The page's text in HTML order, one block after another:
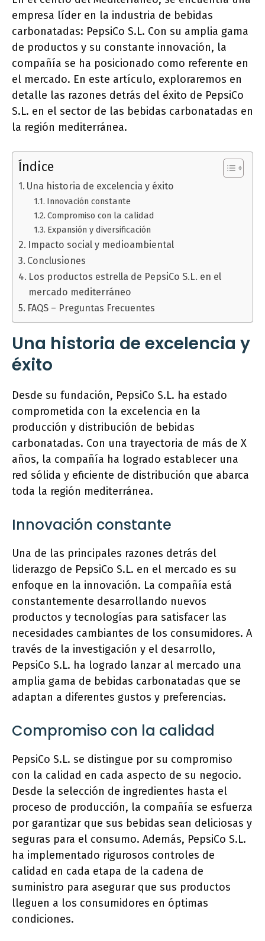
empresa líder en la industria de bebidas
carbonatadas: PepsiCo S.L. Con su amplia gama
de productos y su constante innovación, la
compañía se ha posicionado como referente en
el mercado. En este artículo, exploraremos en
detalle las razones detrás del éxito de PepsiCo
S.L. en el sector de las bebidas carbonatadas en
la región mediterránea.
Índice
Una historia de excelencia y éxito
Innovación constante
Compromiso con la calidad
Expansión y diversificación
Impacto social y medioambiental
Conclusiones
Los productos estrella de PepsiCo S.L. en el
mercado mediterráneo
FAQS – Preguntas Frecuentes
Una historia de excelencia y
éxito
Desde su fundación, PepsiCo S.L. ha estado
comprometida con la excelencia en la
producción y distribución de bebidas
carbonatadas. Con una trayectoria de más de X
años, la compañía ha logrado establecer una
red sólida y eficiente de distribución que abarca
toda la región mediterránea.
Innovación constante
Una de las principales razones detrás del
liderazgo de PepsiCo S.L. en el mercado es su
enfoque en la innovación. La compañía está
constantemente desarrollando nuevos
productos y tecnologías para satisfacer las
necesidades cambiantes de los consumidores. A
través de la investigación y el desarrollo,
PepsiCo S.L. ha logrado lanzar al mercado una
amplia gama de bebidas carbonatadas que se
adaptan a diferentes gustos y preferencias.
Compromiso con la calidad
PepsiCo S.L. se distingue por su compromiso
con la calidad en cada aspecto de su negocio.
Desde la selección de ingredientes hasta el
proceso de producción, la compañía se esfuerza
por garantizar que sus bebidas sean deliciosas y
seguras para el consumo. Además, PepsiCo S.L.
ha implementado rigurosos controles de
calidad en cada etapa de la cadena de
suministro para asegurar que sus productos
lleguen a los consumidores en óptimas
condiciones.